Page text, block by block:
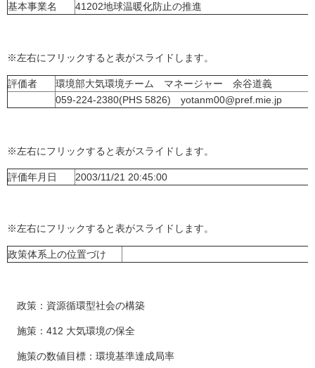
基本事業名 41202地球温暖化防止の推進
※左右にフリックすると表がスライドします。
評価者
環境部大気環境チーム マネージャー 余谷道義
059-224-2380(PHS 5826) yotanm00@pref.mie.jp
※左右にフリックすると表がスライドします。
評価年月日 2003/11/21 20:45:00
※左右にフリックすると表がスライドします。
政策体系上の位置づけ
政策：資源循環型社会の構築
施策：412 大気環境の保全
施策の数値目標：環境基準達成局率